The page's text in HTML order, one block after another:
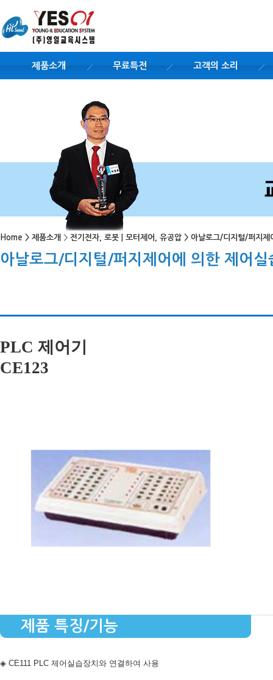
제품소개 무료특전 고객의 소리
Home > 제품소개 > 전기전자, 로봇 | 모터제어, 유공압 > 아날로그/디지털/퍼지제
아날로그/디지털/퍼지제어에 의한 제어실
PLC 제어기
CE123
제품 특징/기능
◈ CE111 PLC 제어실습장치와 연결하여 사용